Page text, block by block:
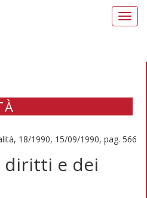
18/1990, 15/09/1990, pag. 566
diritti e dei